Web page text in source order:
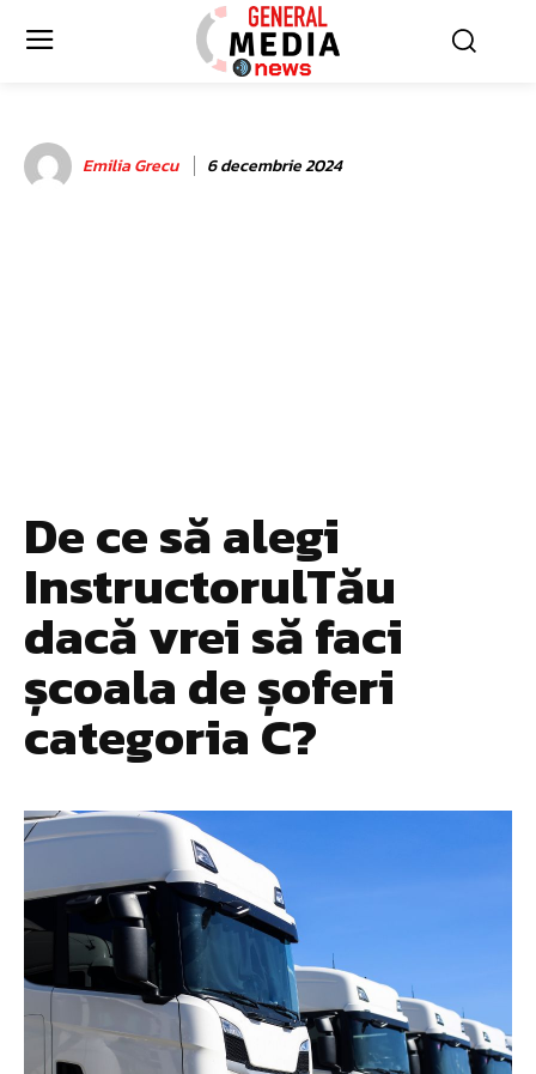
Emilia Grecu 6 decembrie 2024
De ce să alegi
InstructorulTău
dacă vrei să faci
școala de șoferi
categoria C?